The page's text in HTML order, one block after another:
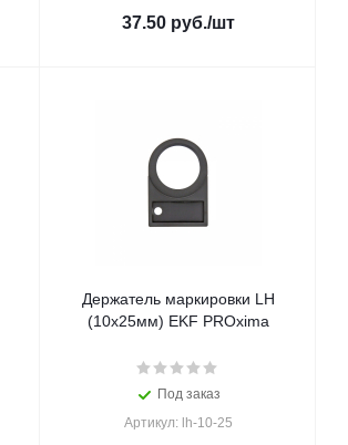
37.50руб./шт
Держатель маркировки LH
(10x25мм) EKF PROxima
Под заказ
Артикул: lh-10-25